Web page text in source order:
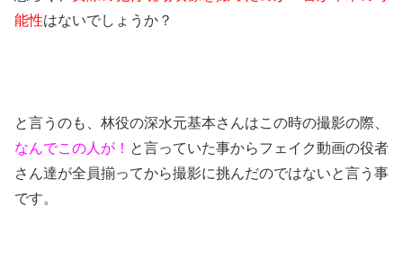
能性はないでしょうか？
と言うのも、林役の深水元基本さんはこの時の撮影の際、
なんでこの人が！ と言っていた事からフェイク動画の役者
さん達が全員揃ってから撮影に挑んだのではないと言う事
です。